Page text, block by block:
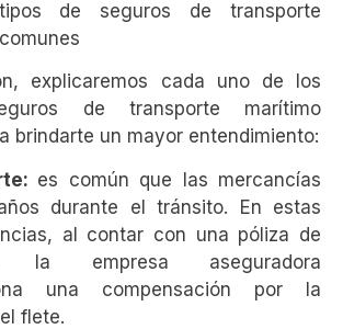
de seguros de transporte
explicaremos cada uno de los
de transporte marítimo
brindarte un mayor entendimiento:
es común que las mercancías
durante el tránsito. En estas
al contar con una póliza de
la empresa aseguradora
una compensación por la
flete.